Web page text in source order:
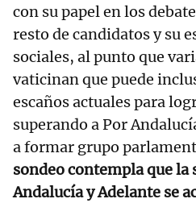
con su papel en los
resto de candidatos y su
sociales, al punto que
vaticinan que puede
escaños actuales para
superando a Por
a formar grupo
sondeo contempla que la
Andalucía y Adelante se